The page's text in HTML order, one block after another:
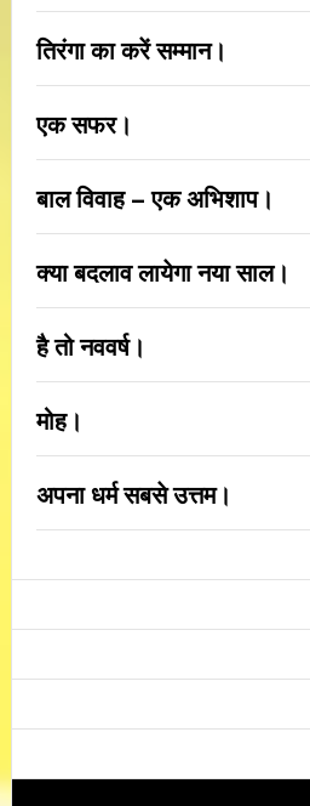
तिरंगा का करें सम्मान।
एक सफर।
बाल विवाह – एक अभिशाप।
क्या बदलाव लायेगा नया साल।
है तो नववर्ष।
मोह।
अपना धर्म सबसे उत्तम।